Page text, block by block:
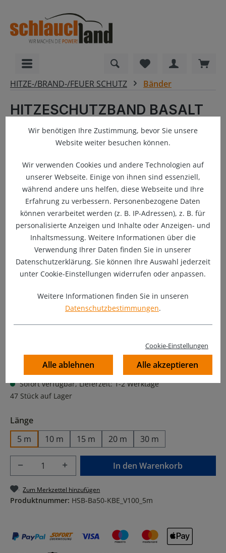
Du hast 0
HITZE-/BRAND-/FEUER SCHUTZ
Bänder
HITZESCHUTZBAND BASALT
Befestigung
Bildergalerie überspringen
Preise inkl. MwSt. zzgl. Versandkosten
Sofort verfügbar, Lieferzeit: 1-2 Werktage
47 Stück auf Lager
Längeauswählen
5 m
10 m 15 m 20 m 30 m
Produkt Anzahl: Gib den gewünschten
In den Warenkorb
Zum Merkzettel hinzufügen
Produktnummer: HSB-Ba50-KBE_V100_5m
Wir benötigen Ihre Zustimmung, bevor Sie unsere
Website weiter besuchen können.
Wir verwenden Cookies und andere Technologien auf
unserer Webseite. Einige von ihnen sind essenziell,
während andere uns helfen, diese Webseite und Ihre
Erfahrung zu verbessern. Personenbezogene Daten
können verarbeitet werden (z. B. IP-Adressen), z. B. für
personalisierte Anzeigen und Inhalte oder Anzeigen- und
Inhaltsmessung. Weitere Informationen über die
Verwendung Ihrer Daten finden Sie in unserer
Datenschutzerklärung. Sie können Ihre Auswahl jederzeit
unter Cookie-Einstellungen widerrufen oder anpassen.
Weitere Informationen finden Sie in unseren
Datenschutzbestimmungen.
Cookie-Einstellungen
Alle ablehnen Alle akzeptieren